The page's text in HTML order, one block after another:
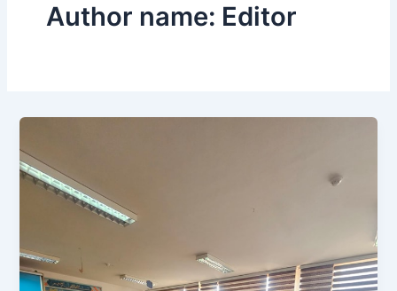
Author name: Editor